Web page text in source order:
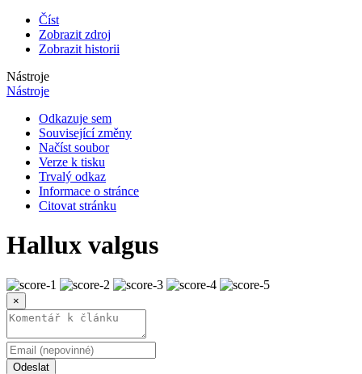
Číst
Zobrazit zdroj
Zobrazit historii
Nástroje
Nástroje
Odkazuje sem
Související změny
Načíst soubor
Verze k tisku
Trvalý odkaz
Informace o stránce
Citovat stránku
Hallux valgus
×
Odeslat